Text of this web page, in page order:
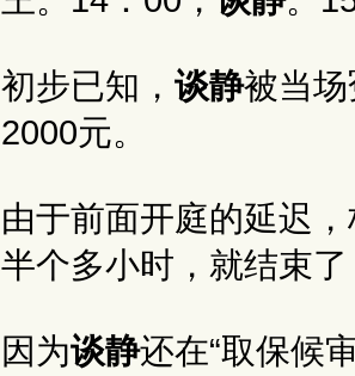
初步已知， 谈静被当
2000元。
由于前面开庭的延迟
半个多小时，就结束
因为谈静还在“取保候